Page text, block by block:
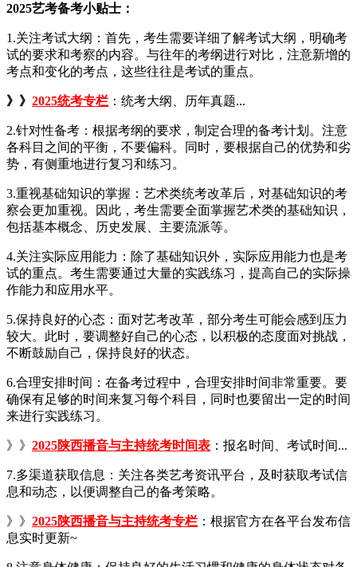
2025艺考备考小贴士：
1.关注考试大纲：首先，考生需要详细了解考试大纲，明确考
试的要求和考察的内容。与往年的考纲进行对比，注意新增的
考点和变化的考点，这些往往是考试的重点。
》》 2025统考专栏 ：统考大纲、历年真题...
2.针对性备考：根据考纲的要求，制定合理的备考计划。注意
各科目之间的平衡，不要偏科。同时，要根据自己的优势和劣
势，有侧重地进行复习和练习。
3.重视基础知识的掌握：艺术类统考改革后，对基础知识的考
察会更加重视。因此，考生需要全面掌握艺术类的基础知识，
包括基本概念、历史发展、主要流派等。
4.关注实际应用能力：除了基础知识外，实际应用能力也是考
试的重点。考生需要通过大量的实践练习，提高自己的实际操
作能力和应用水平。
5.保持良好的心态：面对艺考改革，部分考生可能会感到压力
较大。此时，要调整好自己的心态，以积极的态度面对挑战，
不断鼓励自己，保持良好的状态。
6.合理安排时间：在备考过程中，合理安排时间非常重要。要
确保有足够的时间来复习每个科目，同时也要留出一定的时间
来进行实践练习。
》》 2025陕西播音与主持统考时间表 ：报名时间、考试时间...
7.多渠道获取信息：关注各类艺考资讯平台，及时获取考试信
息和动态，以便调整自己的备考策略。
》》 2025陕西播音与主持统考专栏 ：根据官方在各平台发布信
息实时更新~